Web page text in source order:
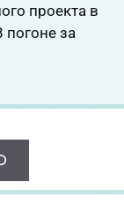
проекта в
погоне за